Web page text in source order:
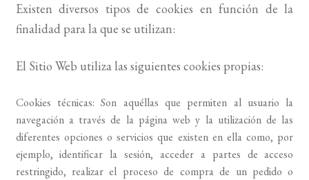
Existen diversos tipos de cookies en función de la
finalidad para la que se utilizan:
El Sitio Web utiliza las siguientes cookies propias:
Cookies técnicas: Son aquéllas que permiten al usuario la
navegación a través de la página web y la utilización de las
diferentes opciones o servicios que existen en ella como, por
ejemplo, identificar la sesión, acceder a partes de acceso
restringido, realizar el proceso de compra de un pedido o